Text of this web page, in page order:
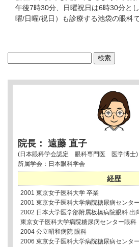
午後7時30分、日曜祝日は6時30分と
曜/日曜/祝日）も診療する池袋の眼科で
院長： 遠藤 直子
(日本眼科学会認定 眼科専門医 医学博士)
所属学会：日本眼科学会
経歴
2001 東京女子医科大学 卒業
2001 東京女子医科大学病院糖尿病センタ
2002 日本大学医学部附属板橋病院眼科 出
東京女子医科大学病院糖尿病センター眼科
2004 公立昭和病院 眼科
2006 東京女子医科大学病院糖尿病センタ